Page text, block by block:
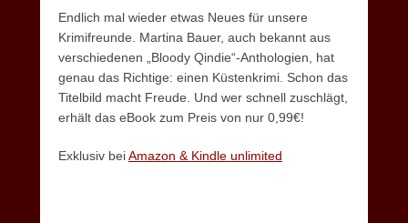
Endlich mal wieder etwas Neues für unsere
Krimifreunde. Martina Bauer, auch bekannt aus
verschiedenen „Bloody Qindie“-Anthologien, hat
genau das Richtige: einen Küstenkrimi. Schon das
Titelbild macht Freude. Und wer schnell zuschlägt,
erhält das eBook zum Preis von nur 0,99€!
Exklusiv beiAmazon & Kindle unlimited